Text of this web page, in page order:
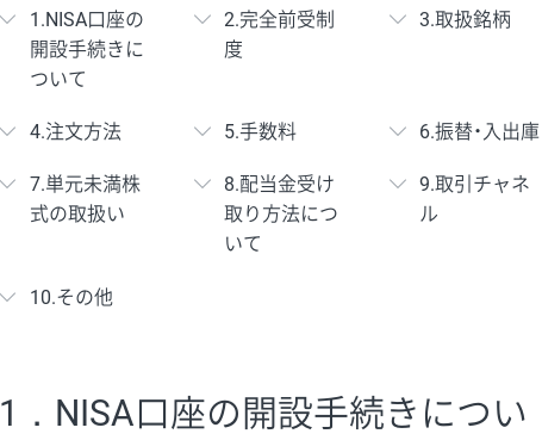
1.NISA口座の
開設手続きに
ついて
2.完全前受制
度
3.取扱銘柄
4.注文方法 5.手数料 6.振替・入出庫
7.単元未満株
式の取扱い
8.配当金受け
取り方法につ
いて
9.取引チャネ
ル
10.その他
1．NISA口座の開設手続きについ